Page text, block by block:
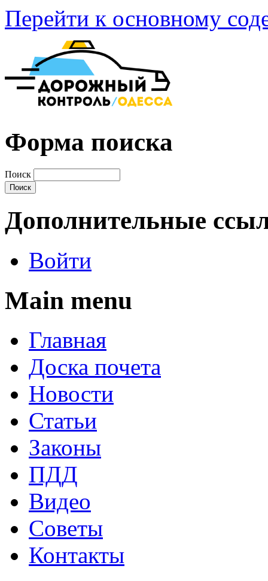
Перейти к основному
Форма поиска
Поиск
Дополнительные
Войти
Main menu
Главная
Доска почета
Новости
Статьи
Законы
ПДД
Видео
Советы
Контакты